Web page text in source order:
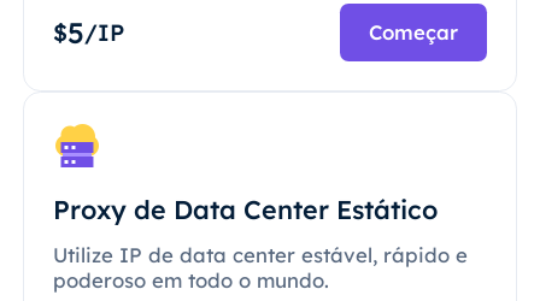
$5/IP Começar
Proxy de Data Center Estático
Utilize IP de data center estável, rápido e
poderoso em todo o mundo.